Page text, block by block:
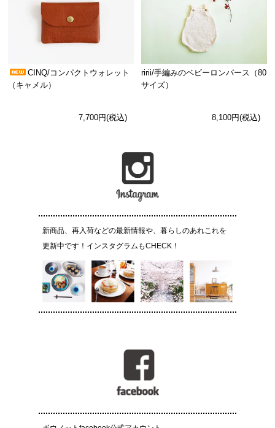
CINQ/コンパクトウォレット
（キャメル）
7,700円(税込)
ririi/手編みのベビーロンパース（80
サイズ）
8,100円(税込)
新商品、再入荷などの最新情報や、暮らしのあれこれを
更新中です！インスタグラムもCHECK！